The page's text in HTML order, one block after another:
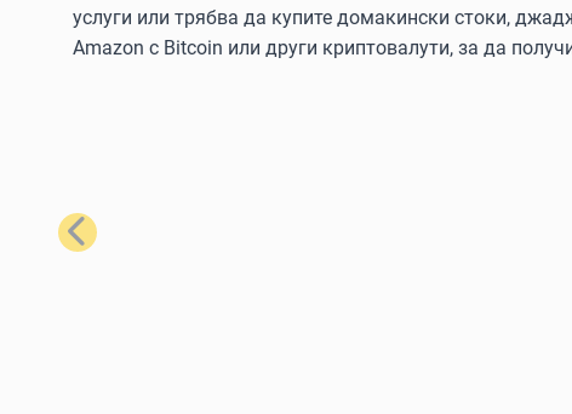
услуги или трябва да купите домакински стоки,
Amazon с Bitcoin или други криптовалути, за да
Предишен